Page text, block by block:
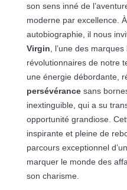
son sens inné de
moderne par excellence.
autobiographie, il nous
Virgin , l’une des
révolutionnaires de notre
une énergie débordante,
persévérancesans
inextinguible, qui a su
opportunité grandiose.
inspirante et pleine de
parcours exceptionnel d’un
marquer le monde des
son charisme.